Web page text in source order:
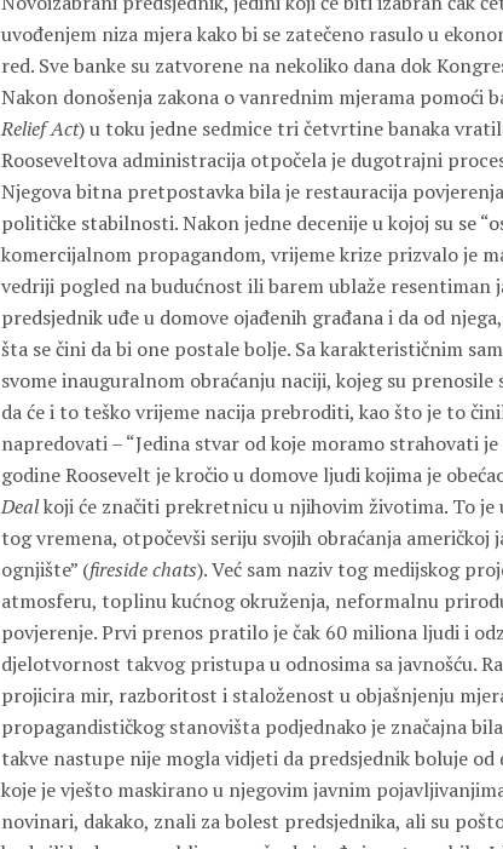
uvođenjem niza mjera kako bi se zatečeno rasulo u
red. Sve banke su zatvorene na nekoliko dana dok
Nakon donošenja zakona o vanrednim mjerama pomoći
Relief Act) u toku jedne sedmice tri četvrtine banaka
Rooseveltova administracija otpočela je dugotrajni
Njegova bitna pretpostavka bila je restauracija
političke stabilnosti. Nakon jedne decenije u kojoj su se
komercijalnom propagandom, vrijeme krize prizvalo je
vedriji pogled na budućnost ili barem ublaže resentiman
predsjednik uđe u domove ojađenih građana i da od
šta se čini da bi one postale bolje. Sa karakterističnim
svome inauguralnom obraćanju naciji, kojeg su prenosile
da će i to teško vrijeme nacija prebroditi, kao što je to
napredovati – “Jedina stvar od koje moramo strahovati
godine Roosevelt je kročio u domove ljudi kojima je
Dealkoji će značiti prekretnicu u njihovim životima. To je
tog vremena, otpočevši seriju svojih obraćanja američkoj
ognjište” (fireside chats). Već sam naziv tog medijskog
atmosferu, toplinu kućnog okruženja, neformalnu
povjerenje. Prvi prenos pratilo je čak 60 miliona ljudi i
djelotvornost takvog pristupa u odnosima sa javnošću.
projicira mir, razboritost i staloženost u objašnjenju
propagandističkog stanovišta podjednako je značajna
takve nastupe nije mogla vidjeti da predsjednik boluje
koje je vješto maskirano u njegovim javnim
novinari, dakako, znali za bolest predsjednika, ali su